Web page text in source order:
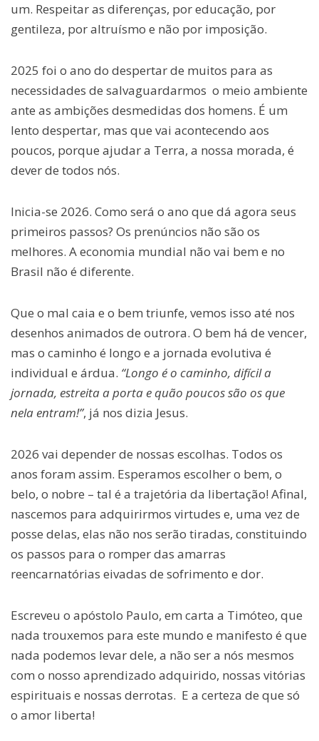
um. Respeitar as diferenças, por educação, por
gentileza, por altruísmo e não por imposição.
2025 foi o ano do despertar de muitos para as
necessidades de salvaguardarmos o meio ambiente
ante as ambições desmedidas dos homens. É um
lento despertar, mas que vai acontecendo aos
poucos, porque ajudar a Terra, a nossa morada, é
dever de todos nós.
Inicia-se 2026. Como será o ano que dá agora seus
primeiros passos? Os prenúncios não são os
melhores. A economia mundial não vai bem e no
Brasil não é diferente.
Que o mal caia e o bem triunfe, vemos isso até nos
desenhos animados de outrora. O bem há de vencer,
mas o caminho é longo e a jornada evolutiva é
individual e árdua. “Longo é o caminho, difícil a
jornada, estreita a porta e quão poucos são os que
nela entram!”, já nos dizia Jesus.
2026 vai depender de nossas escolhas. Todos os
anos foram assim. Esperamos escolher o bem, o
belo, o nobre – tal é a trajetória da libertação! Afinal,
nascemos para adquirirmos virtudes e, uma vez de
posse delas, elas não nos serão tiradas, constituindo
os passos para o romper das amarras
reencarnatórias eivadas de sofrimento e dor.
Escreveu o apóstolo Paulo, em carta a Timóteo, que
nada trouxemos para este mundo e manifesto é que
nada podemos levar dele, a não ser a nós mesmos
com o nosso aprendizado adquirido, nossas vitórias
espirituais e nossas derrotas. E a certeza de que só
o amor liberta!